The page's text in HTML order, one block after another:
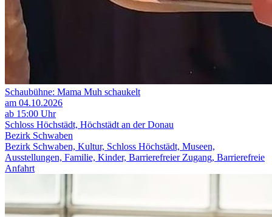
Schaubühne: Mama Muh schaukelt
am 04.10.2026
ab 15:00 Uhr
Schloss Höchstädt, Höchstädt an der Donau
Bezirk Schwaben
Bezirk Schwaben, Kultur, Schloss Höchstädt, Museen,
Ausstellungen, Familie, Kinder, Barrierefreier Zugang, Barrierefreie
Anfahrt